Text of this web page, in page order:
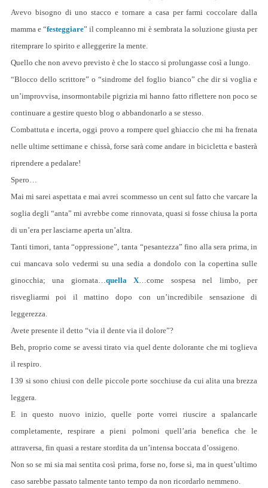
Avevo bisogno di uno stacco e tornare a casa per farmi coccolare dalla
mamma e “festeggiare” il compleanno mi è sembrata la soluzione giusta per
ritemprare lo spirito e alleggerire la mente.
Quello che non avevo previsto è che lo stacco si prolungasse così a lungo.
“Blocco dello scrittore” o “sindrome del foglio bianco” che dir si voglia e
un’improvvisa, insormontabile pigrizia mi hanno fatto riflettere non poco se
continuare a gestire questo blog o abbandonarlo a se stesso.
Combattuta e incerta, oggi provo a rompere quel ghiaccio che mi ha frenata
nelle ultime settimane e chissà, forse sarà come andare in bicicletta e basterà
riprendere a pedalare!
Spero…
Mai mi sarei aspettata e mai avrei scommesso un cent sul fatto che varcare la
soglia degli “anta” mi avrebbe come rinnovata, quasi si fosse chiusa la porta
di un’era per lasciarne aperta un’altra.
Tanti timori, tanta “oppressione”, tanta “pesantezza” fino alla sera prima, in
cui mancava solo vedermi su una sedia a dondolo con la copertina sulle
ginocchia; una giornata… quella X …come sospesa nel limbo, per
risvegliarmi poi il mattino dopo con un’incredibile sensazione di
leggerezza.
Avete presente il detto “via il dente via il dolore”?
Beh, proprio come se avessi tirato via quel dente dolorante che mi toglieva
il respiro.
I 39 si sono chiusi con delle piccole porte socchiuse da cui alita una brezza
leggera.
E in questo nuovo inizio, quelle porte vorrei riuscire a spalancarle
completamente, respirare a pieni polmoni quell’aria benefica che le
attraversa, fin quasi a restare stordita da un’intensa boccata d’ossigeno.
Non so se mi sia mai sentita così prima, forse no, forse sì, ma in quest’ultimo
caso sarebbe passato talmente tanto tempo da non ricordarlo nemmeno.